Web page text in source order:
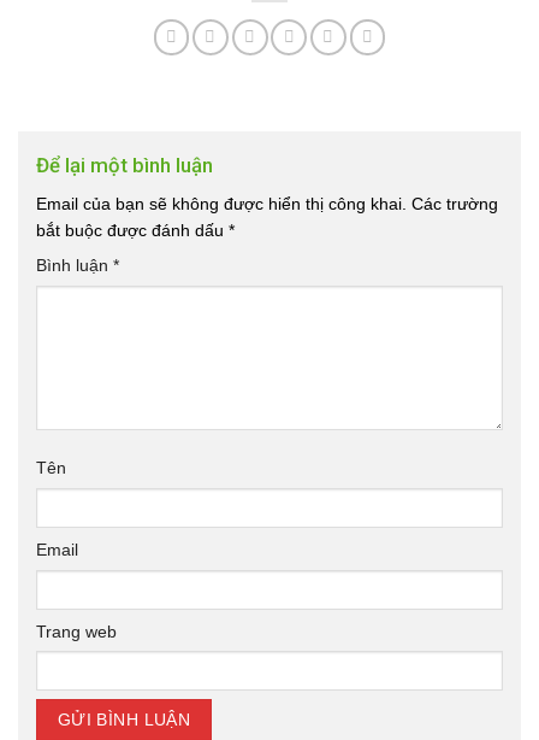
Để lại một bình luận
Email của bạn sẽ không được hiển thị công khai. Các trường
bắt buộc được đánh dấu *
Bình luận *
Tên
Email
Trang web